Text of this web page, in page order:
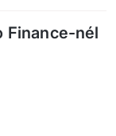
Finance-nél